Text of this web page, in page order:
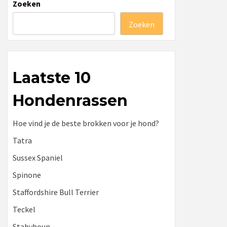
Zoeken
Zoeken
Laatste 10
Hondenrassen
Hoe vind je de beste brokken voor je hond?
Tatra
Sussex Spaniel
Spinone
Staffordshire Bull Terrier
Teckel